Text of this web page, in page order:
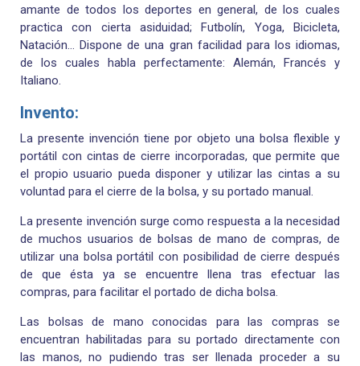
amante de todos los deportes en general, de los cuales
practica con cierta asiduidad; Futbolín, Yoga, Bicicleta,
Natación… Dispone de una gran facilidad para los idiomas,
de los cuales habla perfectamente: Alemán, Francés y
Italiano.
Invento:
La presente invención tiene por objeto una bolsa flexible y
portátil con cintas de cierre incorporadas, que permite que
el propio usuario pueda disponer y utilizar las cintas a su
voluntad para el cierre de la bolsa, y su portado manual.
La presente invención surge como respuesta a la necesidad
de muchos usuarios de bolsas de mano de compras, de
utilizar una bolsa portátil con posibilidad de cierre después
de que ésta ya se encuentre llena tras efectuar las
compras, para facilitar el portado de dicha bolsa.
Las bolsas de mano conocidas para las compras se
encuentran habilitadas para su portado directamente con
las manos, no pudiendo tras ser llenada proceder a su